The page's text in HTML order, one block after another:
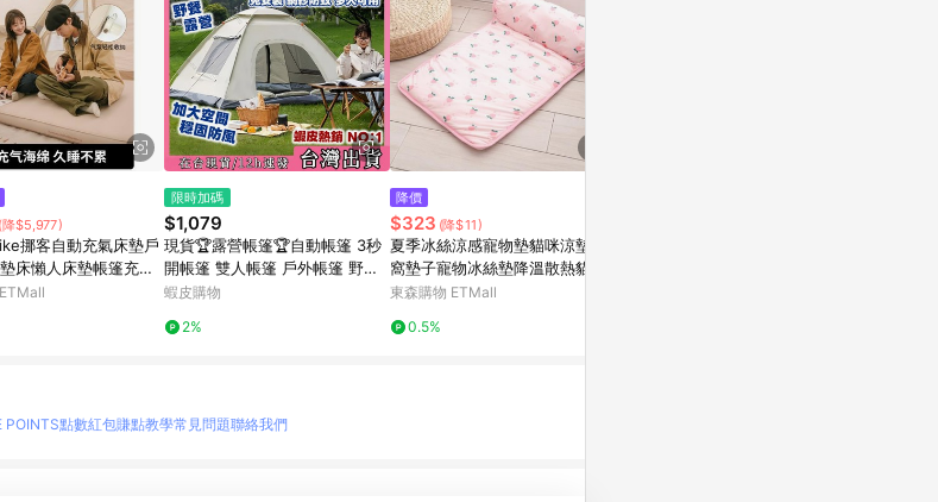
(降$5,977)
挪客自動充氣床墊戶
床懶人床墊帳篷充氣
限時加碼
$1,079
現貨🏆露營帳篷🏆自動帳篷 3秒
開帳篷 雙人帳篷 戶外帳篷 野外
露營 野餐帳 自動帳篷 快速帳篷
蝦皮購物
2%
降價
$323 (降$11)
夏季冰絲涼感寵物墊貓咪涼墊狗
窩墊子寵物冰絲墊降溫散熱貓窩
泰迪
東森購物 ETMall
0.5%
POINTS點數紅包賺點教學常見問題聯絡我們